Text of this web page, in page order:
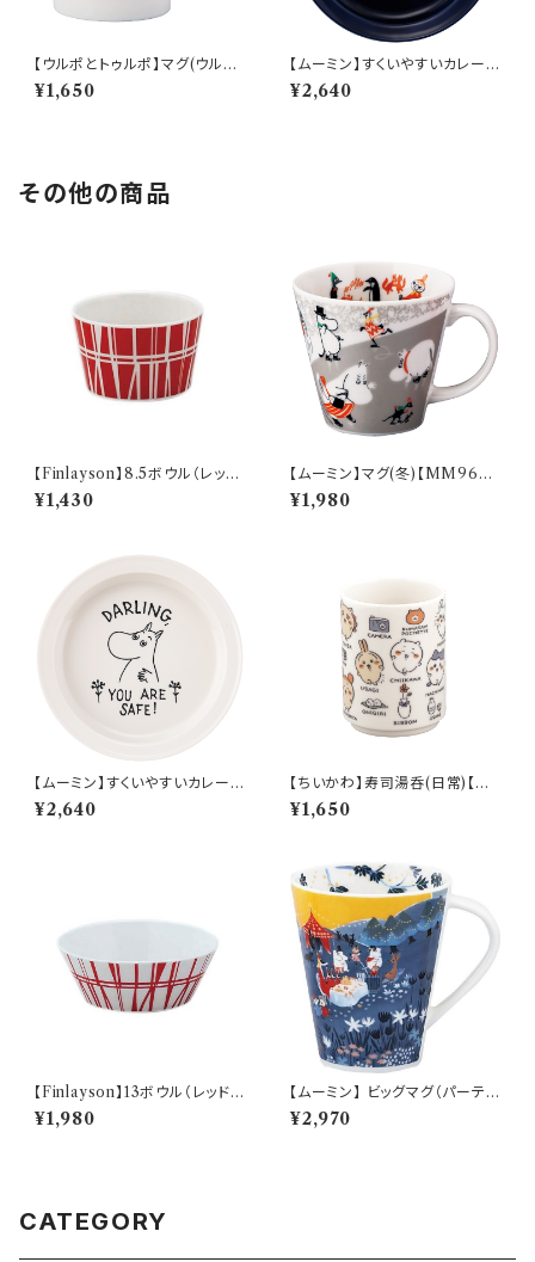
【ウルポとトゥルポ】マグ(ウルポ
とトゥルポ)【ULP10】
¥1,650
【ムーミン】すくいやすいカレー皿
（スナフキン）【MM9000】MM
9003-320
¥2,640
その他の商品
【Finlayson】8.5ボウル（レッ
ド）【コロナ】
¥1,430
【ムーミン】マグ(冬)【MM960
0】MM9604-11
¥1,980
【ムーミン】すくいやすいカレー皿
（ムーミン）【MM9000】MM9
001-320
¥2,640
【ちいかわ】寿司湯呑(日常)【CK
W50】CKW51-327
¥1,650
【Finlayson】13ボウル（レッド）
【コロナ】
¥1,980
【ムーミン】 ビッグマグ（パーテ
ィ）【MM3200】MM3203-35
¥2,970
CATEGORY